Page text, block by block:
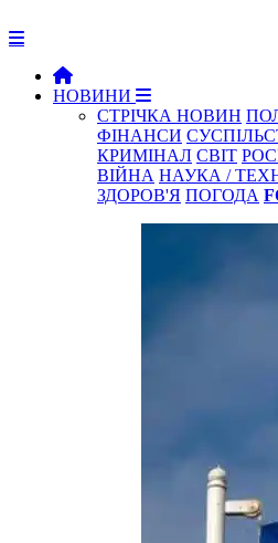
НОВИНИ
СТРІЧКА НОВИН
ФІНАНСИ
КРИМІНАЛ СВІТ
ВІЙНА НАУКА /
ЗДОРОВ'Я ПОГОДА